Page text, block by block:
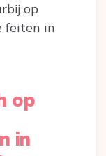
op
feiten in
op
in